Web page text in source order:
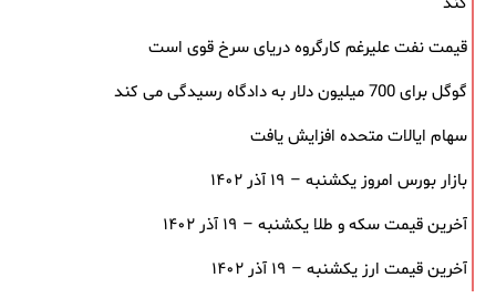
قیمت نفت علیرغم کارگروه دریای سرخ قوی است
گوگل برای 700 میلیون دلار به دادگاه رسیدگی می کند
سهام ایالات متحده افزایش یافت
بازار بورس امروز یکشنبه – ۱۹ آذر ۱۴۰۲
آخرین قیمت سکه و طلا یکشنبه – ۱۹ آذر ۱۴۰۲
آخرین قیمت ارز یکشنبه – ۱۹ آذر ۱۴۰۲